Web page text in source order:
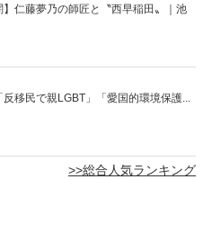
】仁藤夢乃の師匠と〝西早稲田〟｜池
反移民で親LGBT」「愛国的環境保護...
>>総合人気ランキング